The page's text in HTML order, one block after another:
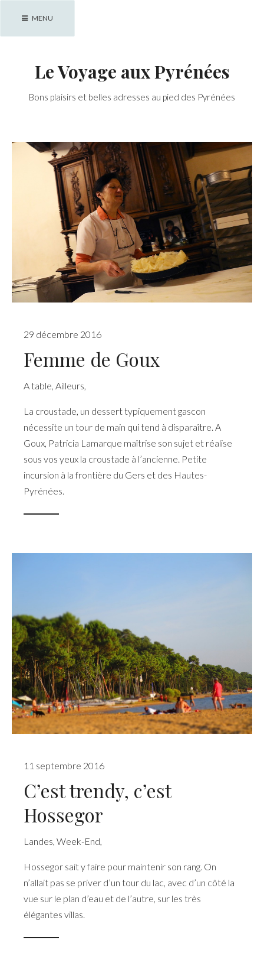
MENU
Le Voyage aux Pyrénées
Bons plaisirs et belles adresses au pied des Pyrénées
29 décembre 2016
Femme de Goux
A table, Ailleurs,
La croustade, un dessert typiquement gascon
nécessite un tour de main qui tend à disparaître. A
Goux, Patricia Lamarque maîtrise son sujet et réalise
sous vos yeux la croustade à l’ancienne. Petite
incursion à la frontière du Gers et des Hautes-
Pyrénées.
11 septembre 2016
C’est trendy, c’est
Hossegor
Landes, Week-End,
Hossegor sait y faire pour maintenir son rang. On
n’allait pas se priver d’un tour du lac, avec d’un côté la
vue sur le plan d’eau et de l’autre, sur les très
élégantes villas.